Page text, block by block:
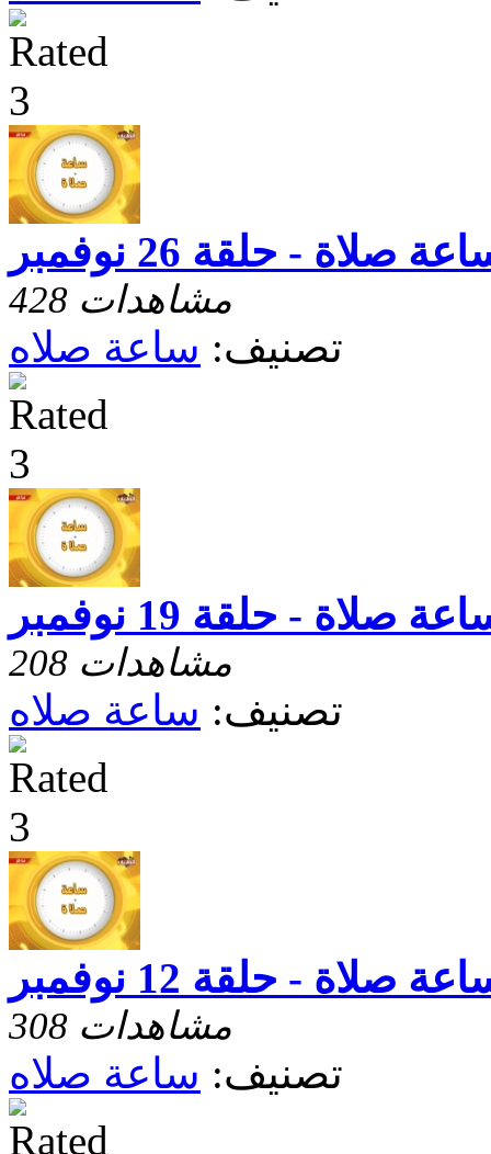
صلاة - حلقة 26 نوفمبر
428 مشاهدات
تصنيف: ساعة صلاه
صلاة - حلقة 19 نوفمبر
208 مشاهدات
تصنيف: ساعة صلاه
صلاة - حلقة 12 نوفمبر
308 مشاهدات
تصنيف: ساعة صلاه